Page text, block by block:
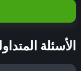
الأسئلة